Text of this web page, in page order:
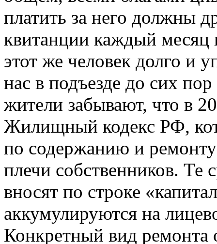
платить за него должны
квитанции каждый месяц
этот же человек долго и
нас в подъезде до сих
жители забывают, что в
Жилищный кодекс РФ,
по содержанию и
плечи собственников. Те
вносят по строке
аккумулируются на
Конкретный вид ремонта